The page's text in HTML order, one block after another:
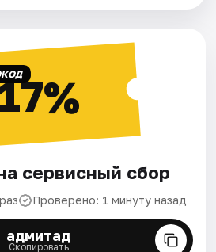
сервисный сбор
Проверено: 1 минуту назад
адмитад
Скопировать